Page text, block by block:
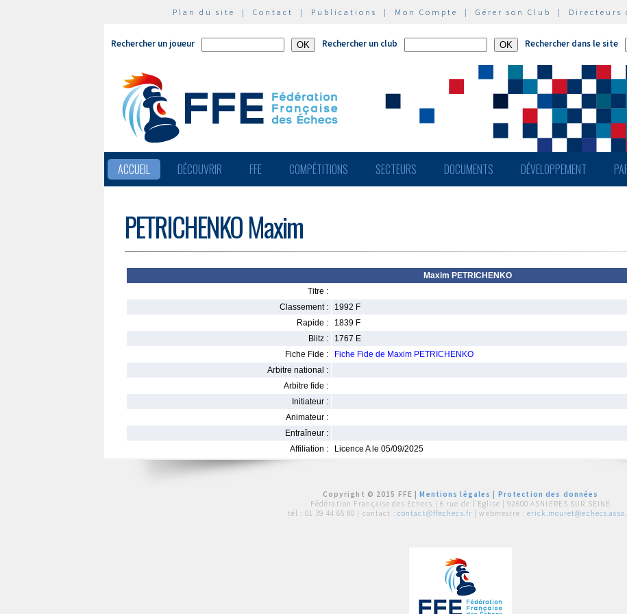
Plan du site | Contact | Publications | Mon Compte | Gérer son Club | Directeurs
Rechercher un joueur Rechercher un club Rechercher dans le site
ACCUEIL DÉCOUVRIR FFE COMPÉTITIONS SECTEURS DOCUMENTS DÉVELOPPEMENT
PETRICHENKO Maxim
Maxim PETRICHENKO
Titre :
Classement :
1992 F
Rapide :
1839 F
Blitz :
1767 E
Fiche Fide :
Fiche Fide de Maxim PETRICHENKO
Arbitre national :
Arbitre fide :
Initiateur :
Animateur :
Entraîneur :
Affiliation :
Licence A le 05/09/2025
Copyright © 2015 FFE |Mentions légales
Protection des données
Fédération Française des Echecs | 6 rue de l'Eglise | 92600 ASNIERES SUR SEINE
tél : 01 39 44 65 80 | contact : contact@ffechecs.fr | webmestre :